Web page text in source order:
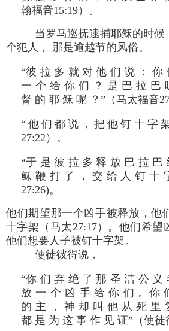
翰福音15:19）。
当罗马巡抚逮捕耶稣的时
个犯人， 那是逾越节的风俗。
“彼 拉 多 就 对 他 们 说 ： 你
一 个 给 你 们 ？ 是 巴 拉 巴
督 的 耶 稣 呢 ？”（马太福音
“他们都说，把他钉十字
27:22）。
“于 是 彼 拉 多 释 放 巴 拉 巴
稣 鞭 打 了 ， 交 给 人 钉 十
27:26)。
他们期望那一个凶手被释放，他
十字架（马太27:17）。他们希望
他们想要人子被钉十字架。
使徒彼得说，
“你 们 弃 绝 了 那 圣 洁 公 义
放 一 个 凶 手 给 你 们 。你
的 主 ， 神 却 叫 他 从 死 里
都 是 为 这 事 作 见 证”（使徒